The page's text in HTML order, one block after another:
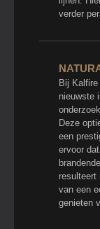
verder
Bij Kalfire
nieuwste
Deze
een
ervoor
resulteert
van een
genieten